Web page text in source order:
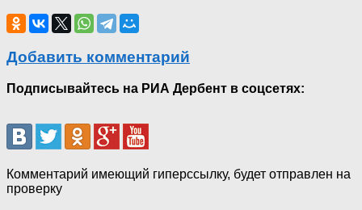
Добавить комментарий
Подписывайтесь на РИА Дербент в соцсетях:
Комментарий имеющий гиперссылку, будет отправлен на
проверку